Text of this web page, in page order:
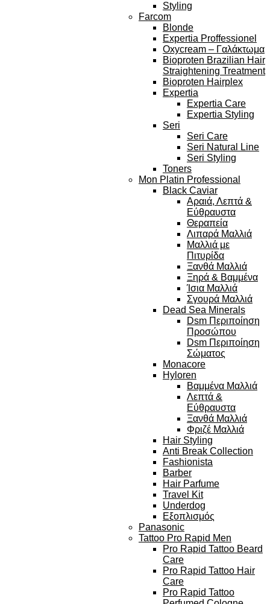
Styling
Farcom
Blonde
Expertia Proffessionel
Oxycream – Γαλάκτωμα
Bioproten Brazilian Hair
Straightening Treatment
Bioproten Hairplex
Expertia
Expertia Care
Expertia Styling
Seri
Seri Care
Seri Natural Line
Seri Styling
Toners
Mon Platin Professional
Black Caviar
Αραιά, Λεπτά &
Εύθραυστα
Θεραπεία
Λιπαρά Μαλλιά
Μαλλιά με
Πιτυρίδα
Ξανθά Μαλλιά
Ξηρά & Βαμμένα
Ίσια Μαλλιά
Σγουρά Μαλλιά
Dead Sea Minerals
Dsm Περιποίηση
Προσώπου
Dsm Περιποίηση
Σώματος
Monacore
Hyloren
Βαμμένα Μαλλιά
Λεπτά &
Εύθραυστα
Ξανθά Μαλλιά
Φριζέ Μαλλιά
Hair Styling
Anti Break Collection
Fashionista
Barber
Hair Parfume
Travel Kit
Underdog
Εξοπλισμός
Panasonic
Tattoo Pro Rapid Men
Pro Rapid Tattoo Beard
Care
Pro Rapid Tattoo Hair
Care
Pro Rapid Tattoo